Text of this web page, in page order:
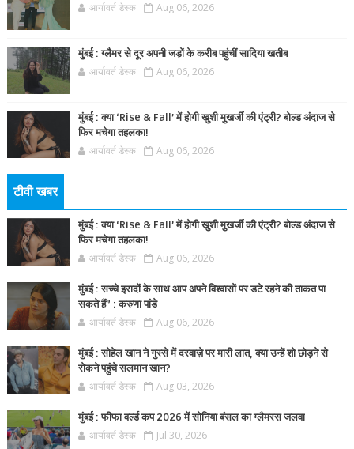
आर्यावर्त डेस्क Aug 06, 2026
मुंबई : ग्लैमर से दूर अपनी जड़ों के करीब पहुंचीं सादिया खतीब
आर्यावर्त डेस्क Aug 06, 2026
मुंबई : क्या ‘Rise & Fall’ में होगी खुशी मुखर्जी की एंट्री? बोल्ड अंदाज से
फिर मचेगा तहलका!
आर्यावर्त डेस्क Aug 06, 2026
टीवी खबर
मुंबई : क्या ‘Rise & Fall’ में होगी खुशी मुखर्जी की एंट्री? बोल्ड अंदाज से
फिर मचेगा तहलका!
आर्यावर्त डेस्क Aug 06, 2026
मुंबई : सच्चे इरादों के साथ आप अपने विश्वासों पर डटे रहने की ताकत पा
सकते हैं” : करुणा पांडे
आर्यावर्त डेस्क Aug 06, 2026
मुंबई : सोहेल खान ने गुस्से में दरवाज़े पर मारी लात, क्या उन्हें शो छोड़ने से
रोकने पहुंचे सलमान खान?
आर्यावर्त डेस्क Aug 03, 2026
मुंबई : फीफा वर्ल्ड कप 2026 में सोनिया बंसल का ग्लैमरस जलवा
आर्यावर्त डेस्क Jul 30, 2026